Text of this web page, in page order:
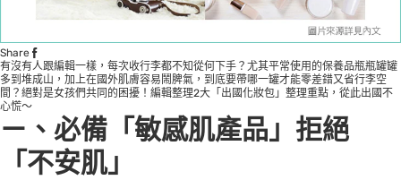
Share
有沒有人跟編輯一樣，每次收行李都不知從何下手？尤其平常使用的保養品瓶瓶罐罐
多到堆成山，加上在國外肌膚容易鬧脾氣，到底要帶哪一罐才能零差錯又省行李空
間？絕對是女孩們共同的困擾！編輯整理2大「出國化妝包」整理重點，從此出國不
心慌～
ㄧ、必備「敏感肌產品」拒絕
「不安肌」